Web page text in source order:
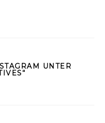
UNTER